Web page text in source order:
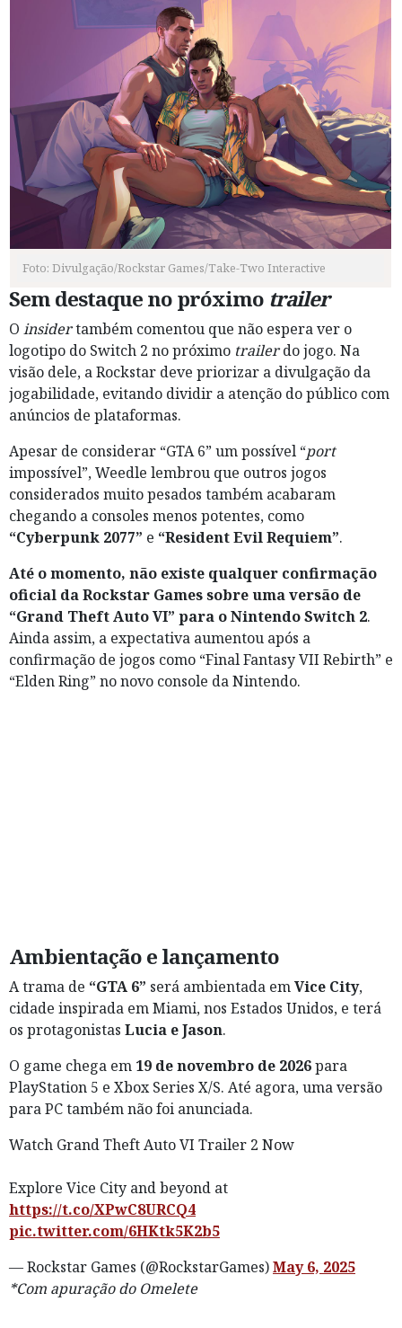
Foto: Divulgação/Rockstar Games/Take-Two Interactive
Sem destaque no próximo trailer
O insidertambém comentou que não espera ver o
logotipo do Switch 2 no próximo trailerdo jogo. Na
visão dele, a Rockstar deve priorizar a divulgação da
jogabilidade, evitando dividir a atenção do público com
anúncios de plataformas.
Apesar de considerar “GTA 6” um possível “port
impossível”, Weedle lembrou que outros jogos
considerados muito pesados também acabaram
chegando a consoles menos potentes, como
“Cyberpunk 2077” e “Resident Evil Requiem”.
Até o momento, não existe qualquer confirmação
oficial da Rockstar Games sobre uma versão de
“Grand Theft Auto VI” para o Nintendo Switch 2.
Ainda assim, a expectativa aumentou após a
confirmação de jogos como “Final Fantasy VII Rebirth” e
“Elden Ring” no novo console da Nintendo.
Ambientação e lançamento
A trama de “GTA 6” será ambientada emVice City,
cidade inspirada em Miami, nos Estados Unidos, e terá
os protagonistas Lucia e Jason.
O game chega em 19 de novembro de 2026para
PlayStation 5 e Xbox Series X/S. Até agora, uma versão
para PC também não foi anunciada.
Watch Grand Theft Auto VI Trailer 2 Now
Explore Vice City and beyond at
https://t.co/XPwC8URCQ4
pic.twitter.com/6HKtk5K2b5
— Rockstar Games (@RockstarGames)May 6, 2025
*Com apuração do Omelete